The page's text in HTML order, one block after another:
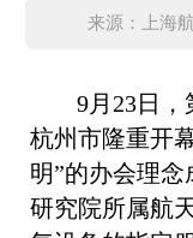
来源：上海
9月23日，
杭州市隆重开
明”的办会理
研究院所属航